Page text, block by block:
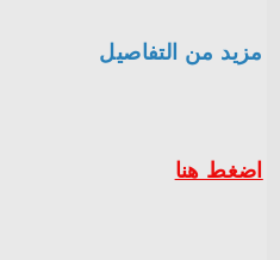
مزيد من التفاصيل
اضغط هنا